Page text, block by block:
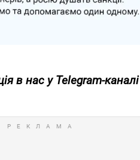
в нас у Telegram-каналі